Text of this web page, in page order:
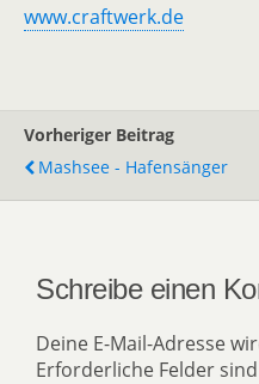
www.craftwerk.de
Vorheriger Beitrag
Mashsee - Hafensänger
Schreibe einen
Deine E-Mail-Adresse
Erforderliche Felder